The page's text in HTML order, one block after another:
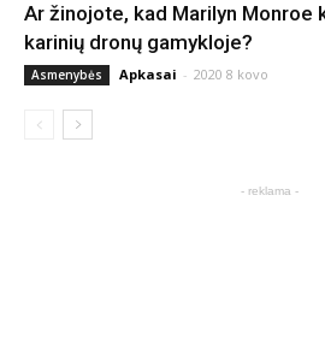
Ar žinojote, kad Marilyn Monroe
karinių dronų gamykloje?
Asmenybės Apkasai - 2020 8 kovo
- reklama -